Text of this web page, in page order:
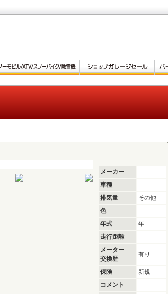
メーカー
車種
排気量
その他
色
年式
年
走行距離
メーター
交換歴
有り
保険
新規
コメント